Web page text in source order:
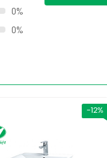
0%
0%
-12%